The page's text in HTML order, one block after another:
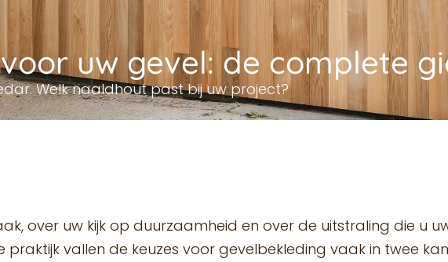
uw gevel: de complete
Welk naaldhout past bij uw project?
over uw kijk op duurzaamheid en over de uitstraling die u
praktijk vallen de keuzes voor gevelbekleding vaak in twee